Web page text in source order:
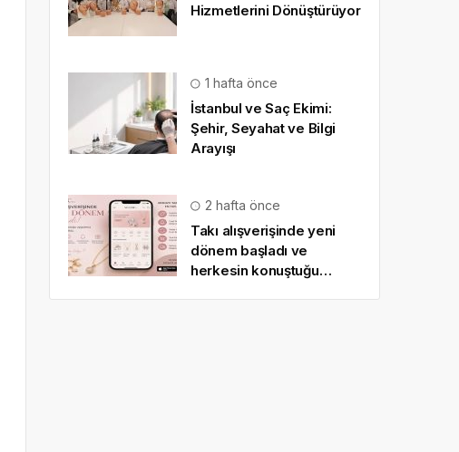
Hizmetlerini Dönüştürüyor
1 hafta önce
İstanbul ve Saç Ekimi:
Şehir, Seyahat ve Bilgi
Arayışı
2 hafta önce
Takı alışverişinde yeni
dönem başladı ve
herkesin konuştuğu